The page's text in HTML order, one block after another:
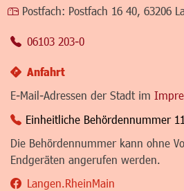
Postfach: Postfach 16 40, 63206
06103 203-0
Anfahrt
E-Mail-Adressen der Stadt im
Einheitliche Behördennummer
Die Behördennummer kann ohne
Endgeräten angerufen werden.
Langen.RheinMain